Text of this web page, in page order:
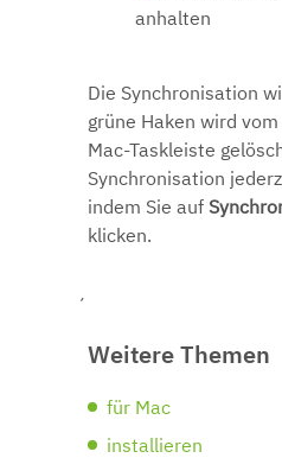
Die Synchronisation
grüne Haken wird
Mac-Taskleiste
Synchronisation
indem Sie auf
klicken.
´
Weitere Themen
für Mac
installieren